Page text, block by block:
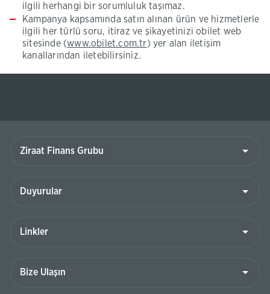
ilgili herhangi bir sorumluluk taşımaz.
Kampanya kapsamında satın alınan ürün ve hizmetlerle
ilgili her türlü soru, itiraz ve şikayetinizi obilet web
sitesinde (www.obilet.com.tr(Bu
)​ yer alan iletişim
kanallarından iletebilirsiniz.
Grubu